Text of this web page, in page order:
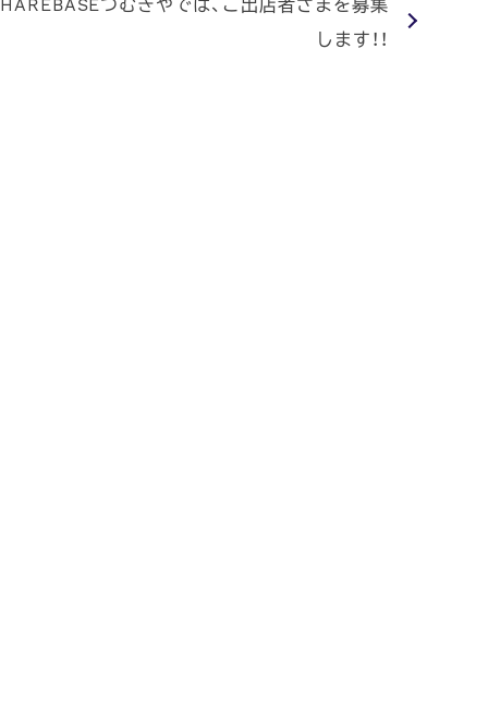
します！！